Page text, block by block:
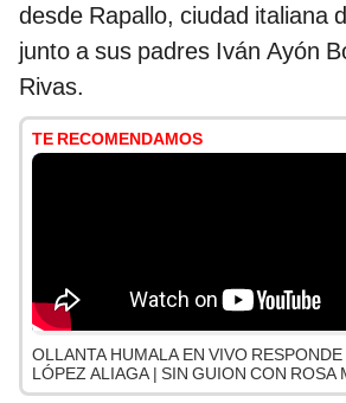
desde Rapallo, ciudad italiana
junto a sus padres Iván Ayón
Rivas.
TE RECOMENDAMOS
OLLANTA HUMALA EN VIVO
LÓPEZ ALIAGA | SIN GUION CON ROSA